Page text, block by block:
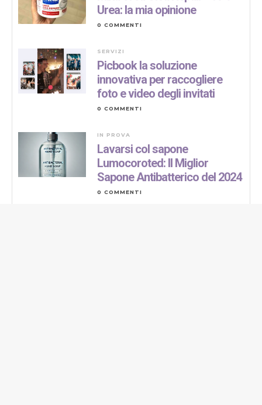
Urea: la mia opinione
0 COMMENTI
SERVIZI
Picbook la soluzione
innovativa per raccogliere
foto e video degli invitati
0 COMMENTI
IN PROVA
Lavarsi col sapone
Lumocoroted: Il Miglior
Sapone Antibatterico del 2024
0 COMMENTI